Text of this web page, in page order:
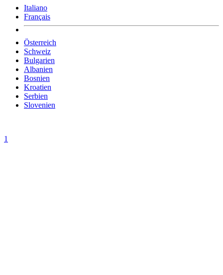
Italiano
Français
Österreich
Schweiz
Bulgarien
Albanien
Bosnien
Kroatien
Serbien
Slovenien
1